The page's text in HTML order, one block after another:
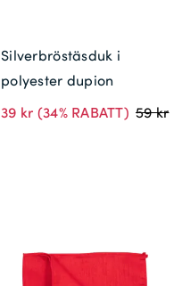
Silverbröstäsduk i
polyester dupion
39 kr (34% RABATT) 59 kr